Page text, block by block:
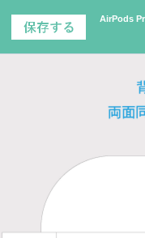
AirPods